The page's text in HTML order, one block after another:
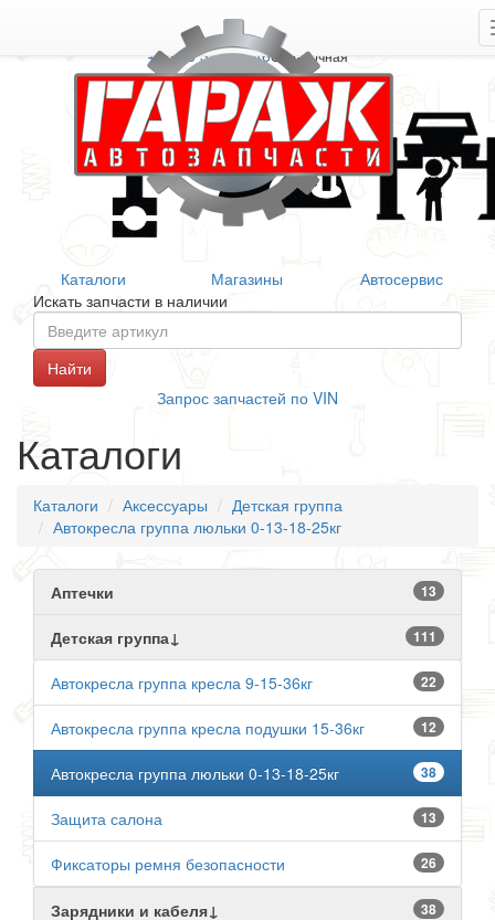
+7 906 377 46 46Справочная
Каталоги Магазины
Автосервис
Искать запчасти в наличии
Запрос запчастей по VIN
Каталоги
Каталоги Аксессуары
Детская группа
Автокресла группа люльки 0-13-18-25кг
Аптечки 13
Детская группа↓ 111
22
Автокресла группа кресла 9-15-36кг
12
Автокресла группа кресла подушки 15-36кг
38
Автокресла группа люльки 0-13-18-25кг
13
Защита салона
26
Фиксаторы ремня безопасности
Зарядники и кабеля↓ 38